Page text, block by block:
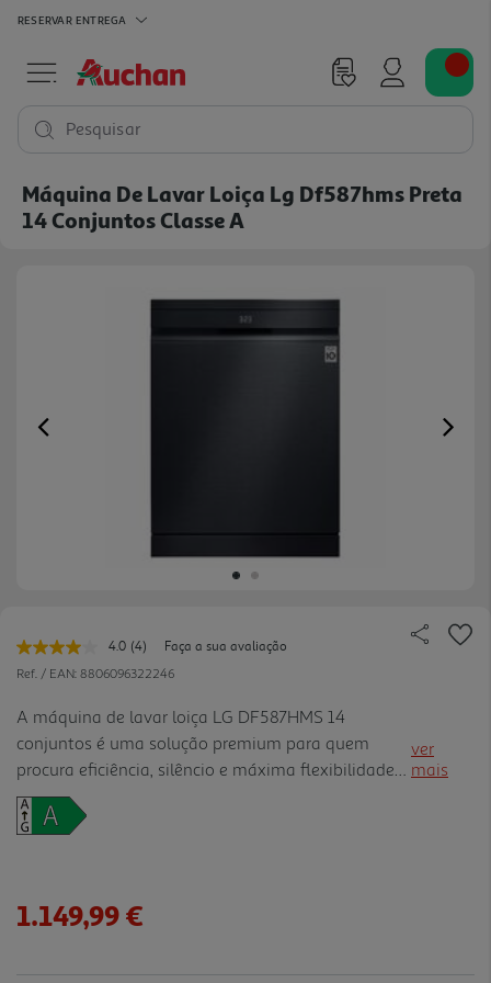
RESERVAR ENTREGA
Pesquisar
Máquina De Lavar Loiça Lg Df587hms Preta
14 Conjuntos Classe A
Previous
4.0 Leu
4
Link
para
a
mesma
página.
(4)
Faça a sua avaliação
Ref. / EAN: 8806096322246
A máquina de lavar loiça LG DF587HMS 14
conjuntos é uma solução premium para quem
procura eficiência, silêncio e máxima flexibilidade
na cozinha. Com classe energética A e capacidade
para 14 conjuntos, adapta-se facilmente a famílias
proporciona uma limpeza mais completa,
ver
mais
1.149,99 €